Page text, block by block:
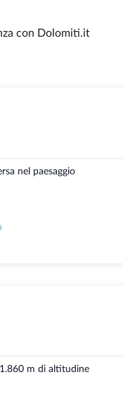
con Dolomiti.it
nel paesaggio
m di altitudine